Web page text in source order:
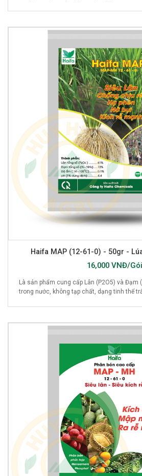
Haifa MAP (12-61-0) - 50gr -
16,000 VNĐ/Gói
Là sản phẩm cung cấp Lân (P2O5) và Đạm
trong nước, không tạp chất, dạng tinh thể